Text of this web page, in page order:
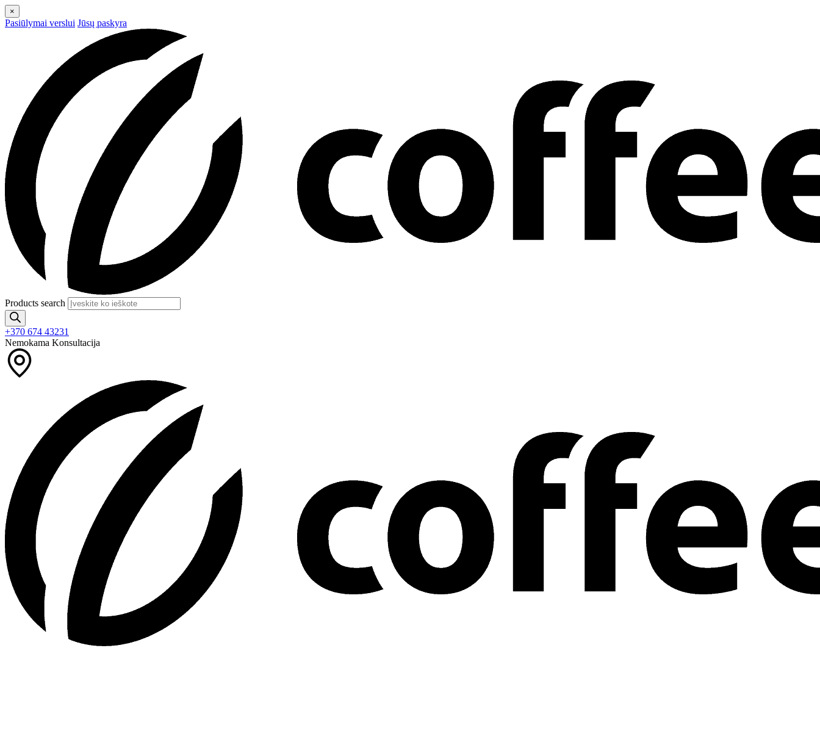
×
Pasiūlymai verslui Jūsų paskyra
Products search
+370 674 43231
Nemokama Konsultacija